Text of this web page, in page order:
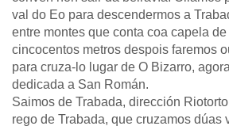
val do Eo para descendermos a
entre montes que conta coa capela de
cincocentos metros despois faremos
para cruza-lo lugar de O Bizarro,
dedicada a San Román.
Saimos de Trabada, dirección
rego de Trabada, que cruzamos dúas